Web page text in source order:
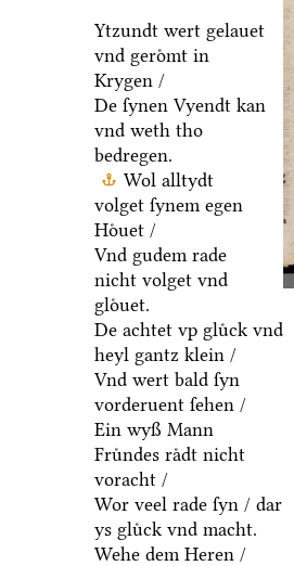
Ytzundt wert gelauet
vnd geroͤmt in
Krygen /
De ſynen Vyendt kan
vnd weth tho
bedregen.
Wol alltydt
volget ſynem egen
Hoͤuet /
Vnd gudem rade
nicht volget vnd
gloͤuet.
De achtet vp gluͤck vnd
heyl gantz klein /
Vnd wert bald ſyn
vorderuent ſehen /
Ein wyß Mann
Fruͤndes raͤdt nicht
voracht /
Wor veel rade ſyn / dar
ys gluͤck vnd macht.
Wehe dem Heren /